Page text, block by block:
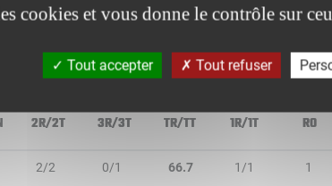
2R/2T 3R/3T TR/TT 1R/1T RO
2/2 0/1 66.7 1/1 1
cookies et vous donne le contrôle sur
Tout accepter Tout refuser